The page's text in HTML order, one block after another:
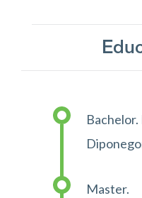
Master.